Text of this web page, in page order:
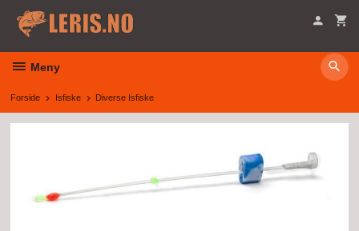
innholdet
Meny
Forside Isfiske Diverse Isfiske